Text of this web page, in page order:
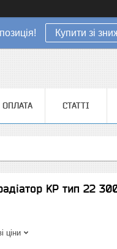
Купити зі
ОПЛАТА СТАТТІ
KP тип 22
ціни